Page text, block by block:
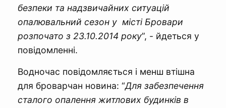
безпеки та надзвичайних ситуацій
опалювальний сезон у місті Бровари
розпочато з 23.10.2014 року”, - йдеться у
повідомленні.
Водночас повідомляється і менш втішна
для броварчан новина: “Для забезпечення
сталого опалення житлових будинків в